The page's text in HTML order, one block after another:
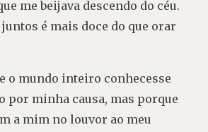
me beijava descendo do céu.
é mais doce do que orar
o mundo inteiro conhecesse
por minha causa, mas porque
a mim no louvor ao meu